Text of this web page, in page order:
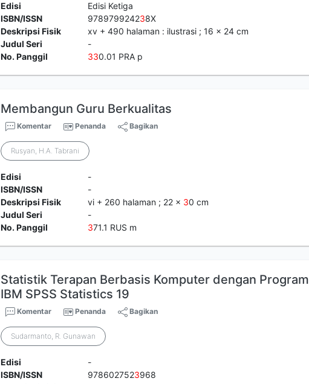
Edisi
Edisi Ketiga
ISBN/ISSN
978979924238X
Deskripsi Fisik
xv + 490 halaman : ilustrasi ; 16 x 24 cm
Judul Seri
-
No. Panggil
330.01 PRA p
Membangun Guru Berkualitas
Komentar Penanda Bagikan
Rusyan, H.A. Tabrani
Edisi
-
ISBN/ISSN
-
Deskripsi Fisik
vi + 260 halaman ; 22 x 30 cm
Judul Seri
-
No. Panggil
371.1 RUS m
Statistik Terapan Berbasis Komputer dengan Program
IBM SPSS Statistics 19
Komentar Penanda Bagikan
Sudarmanto, R. Gunawan
Edisi
-
ISBN/ISSN
9786027523968